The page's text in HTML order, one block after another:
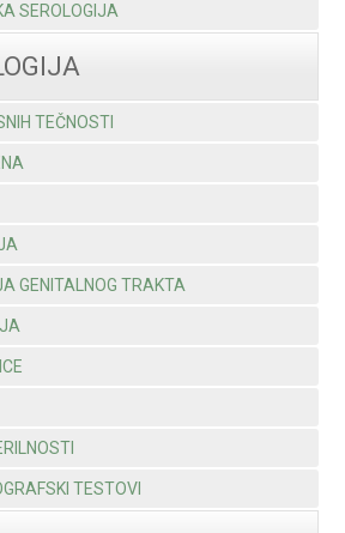
SEROLOGIJA
TEČNOSTI
GENITALNOG TRAKTA
TESTOVI